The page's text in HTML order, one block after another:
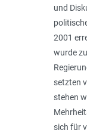
und
2001
wurde
setzten
stehen
sich für